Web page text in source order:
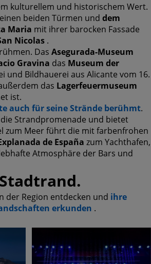
kulturellem und historischem Wert.
beiden Türmen und dem
Maria mit ihrer barocken Fassade
Nicolas .
Das Asegurada-Museum
Gravina das Museum der
und Bildhauerei aus Alicante vom 16.
das Lagerfeuermuseum
ist.
auch für seine Strände berühmt.
Strandpromenade und bietet
zum Meer führt die mit farbenfrohen
de España zum Yachthafen,
Atmosphäre der Bars und
der Region entdecken und ihre
erkunden .